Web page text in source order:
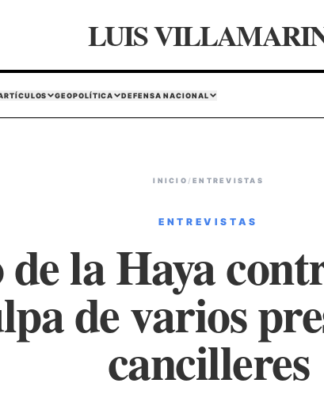
LUIS
GEOPOLÍTICA DEFENSA NACIONAL
INICIO / ENTREVISTAS
ENTREVISTAS
la Haya
de varios
cancilleres